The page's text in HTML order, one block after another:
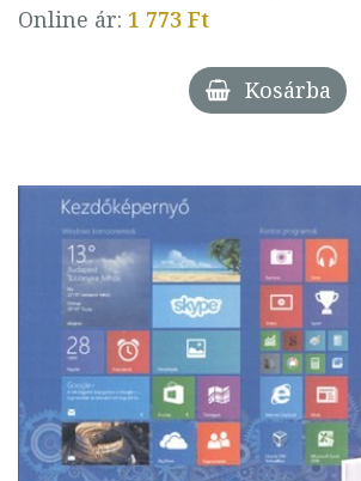
Online ár: 1 773 Ft
Kosárba